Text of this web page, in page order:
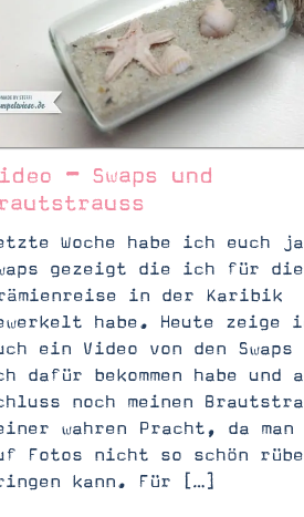
– Swaps und
Woche habe ich euch
gezeigt die ich für die
in der Karibik
habe. Heute zeige
ein Video von den Swaps
dafür bekommen habe und
noch meinen
wahren Pracht, da man
Fotos nicht so schön
kann. Für […]